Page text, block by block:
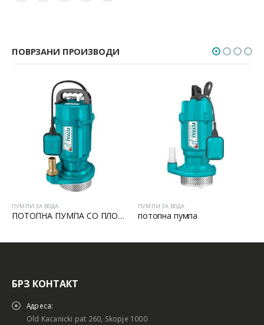
ПОВРЗАНИ ПРОИЗВОДИ
ПУМПИ ЗА ВОДА
ПОТОПНА ПУМПА СО ПЛОВАК 550W
ПУМПИ ЗА ВОДА
потопна пумпа
БРЗ КОНТАКТ
Адреса:
Old Kacanicki pat 260, Skopje 1000